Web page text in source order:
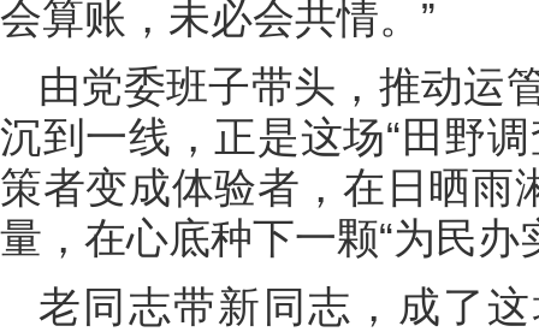
会算账，未必会共情。”
由党委班子带头，推动运
沉到一线，正是这场“田野
策者变成体验者，在日晒雨
量，在心底种下一颗“为民办
老同志带新同志，成了